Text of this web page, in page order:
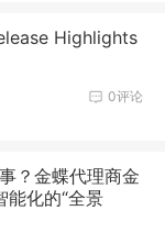
Highlights
0评论
？金蝶代理商金
化的“全景